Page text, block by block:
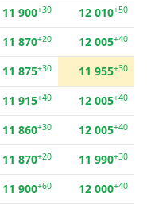
11 900+30 12 010+50
11 870+20 12 005+40
11 875+30 11 955+30
11 915+40 12 005+40
11 860+30 12 005+40
11 870+20 11 990+30
11 900+60 12 000+40